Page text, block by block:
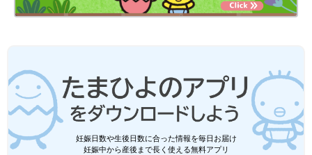
妊娠日数や生後日数に合った情報を毎日お届け
妊娠中から産後まで長く使える無料アプリ